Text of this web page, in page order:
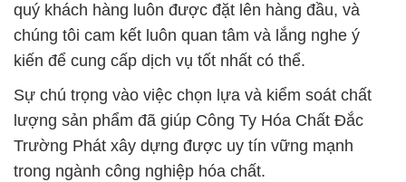
quý khách hàng luôn được đặt lên hàng đầu, và
chúng tôi cam kết luôn quan tâm và lắng nghe ý
kiến để cung cấp dịch vụ tốt nhất có thể.
Sự chú trọng vào việc chọn lựa và kiểm soát chất
lượng sản phẩm đã giúp Công Ty Hóa Chất Đắc
Trường Phát xây dựng được uy tín vững mạnh
trong ngành công nghiệp hóa chất.